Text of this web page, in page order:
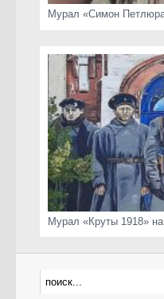
Мурал «Симон
Мурал «Круты 1918»